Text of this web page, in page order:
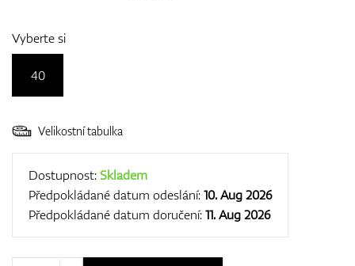
Vyberte si
40
Velikostní tabulka
Dostupnost:Skladem
Předpokládané datum odeslání:10. Aug 2026
Předpokládané datum doručení:11. Aug 2026